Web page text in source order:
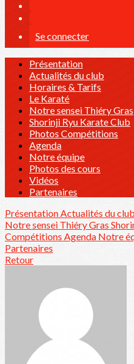
Se connecter
Présentation
Actualités du club
Horaires & Tarifs
Le Karaté
Notre sensei Thiéry Gras
Shorinji Ryu Karate Club
Photos Compétitions
Agenda
Notre équipe
Photos des cours
Vidéos
Partenaires
PrésentationActualités du
Notre sensei Thiéry Gras
Compétitions Agenda Notre
Partenaires
Retour